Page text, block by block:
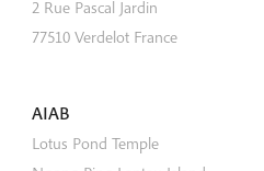
2 Rue Pascal Jardin
77510 Verdelot France
AIAB
Lotus Pond Temple